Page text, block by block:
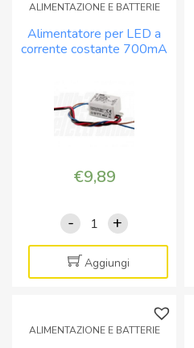
Tensione
e
corrente
quantità
ALIMENTAZIONE E BATTERIE
Alimentatore per LED a
corrente costante 700mA
€9,89
-
Alimentatore
per
LED
a
700mA
+
Aggiungi
ALIMENTAZIONE E BATTERIE